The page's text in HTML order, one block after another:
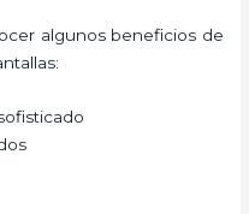
algunos beneficios de